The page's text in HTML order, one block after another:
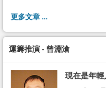
更多文章 ...
運籌推演 - 曾淵滄
現在是年